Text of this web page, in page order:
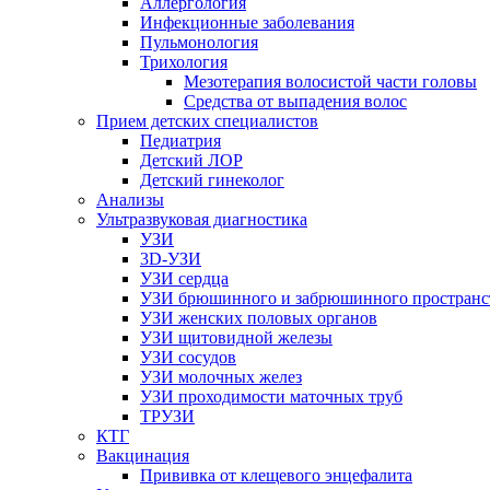
Инфекционные заболевания
Пульмонология
Трихология
Мезотерапия волосистой части головы
Средства от выпадения волос
Прием детских специалистов
Педиатрия
Детский ЛОР
Детский гинеколог
Анализы
Ультразвуковая диагностика
УЗИ
3D-УЗИ
УЗИ сердца
УЗИ брюшинного и забрюшинного
УЗИ женских половых органов
УЗИ щитовидной железы
УЗИ сосудов
УЗИ молочных желез
УЗИ проходимости маточных труб
ТРУЗИ
КТГ
Вакцинация
Прививка от клещевого энцефалита